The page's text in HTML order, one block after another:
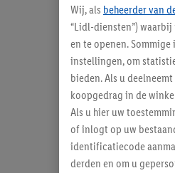
Wij, als beheerder van
“Lidl-diensten”)
en te openen.
instellingen, om
bieden. Als u
koopgedrag in de
Als u hier uw
of inlogt op uw
identificatiecode
derden en om u